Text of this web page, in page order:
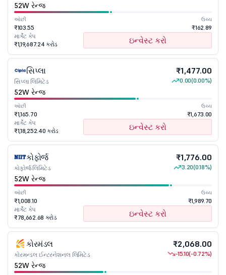
52W રેન્જ
ઓછી
₹103.55
ઉચ્ચ
₹162.89
માર્કેટ કેપ
₹1,19,687.24 કરોડ
ઇન્વેસ્ટ કરો
સિપ્લા
સિપ્લા લિમિટેડ
₹1,477.00
0.00(0.00%)
52W રેન્જ
ઓછી
₹1,165.70
ઉચ્ચ
₹1,673.00
માર્કેટ કેપ
₹1,18,252.40 કરોડ
ઇન્વેસ્ટ કરો
કોફોર્જ
કોફોર્જ લિમિટેડ
₹1,776.00
3.20(0.18%)
52W રેન્જ
ઓછી
₹1,008.10
ઉચ્ચ
₹1,989.70
માર્કેટ કેપ
₹78,662.68 કરોડ
ઇન્વેસ્ટ કરો
કોરમંડલ
કોરમન્ડલ ઈન્ટરનેશનલ લિમિટેડ
₹2,068.00
-15.10(-0.72%)
52W રેન્જ